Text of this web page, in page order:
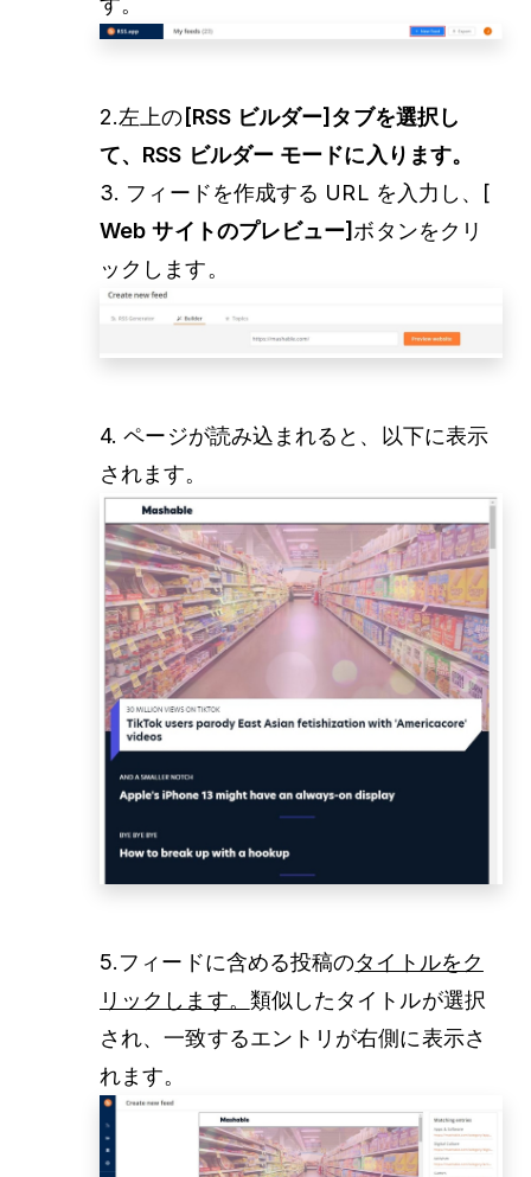
2.左上の [RSS ビルダー]タブを選択し
て、RSS ビルダー モードに入ります。
3. フィードを作成する URL を入力し、[
Web サイトのプレビュー]ボタンをクリ
ックします。
4. ページが読み込まれると、以下に表示
されます。
5.フィードに含める投稿のタイトルをク
リックします。 類似したタイトルが選択
され、一致するエントリが右側に表示さ
れます。